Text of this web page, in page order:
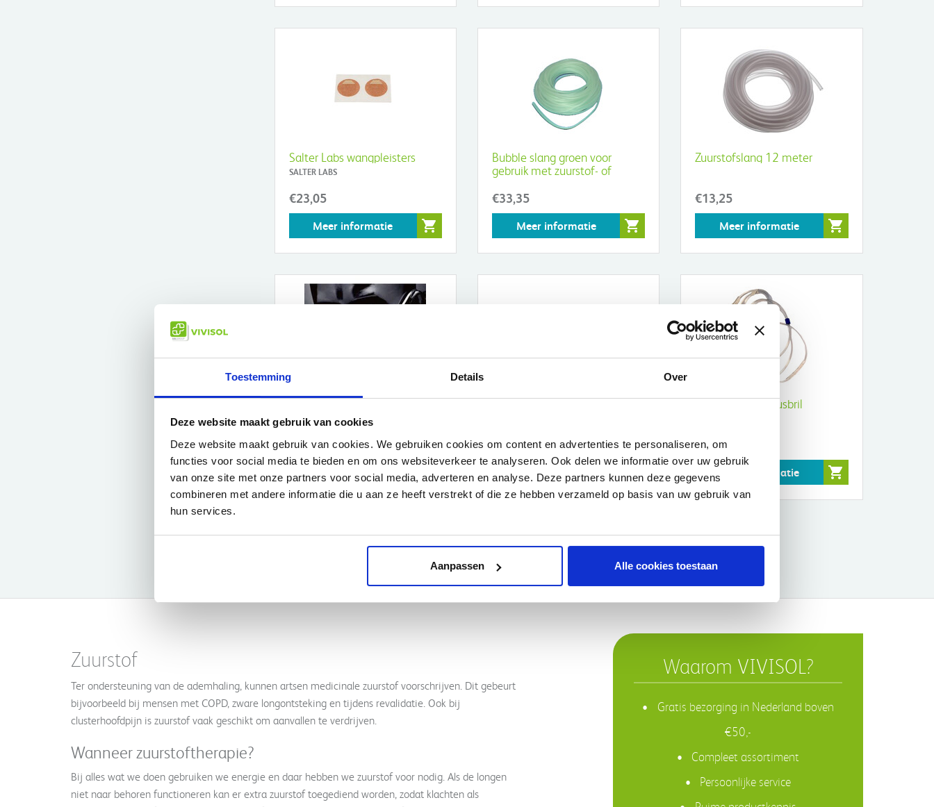
Toestemming Details Over
Deze website maakt gebruik van cookies
Deze website maakt gebruik van cookies. We gebruiken cookies om content en advertenties te personaliseren, om
functies voor social media te bieden en om ons websiteverkeer te analyseren. Ook delen we informatie over uw gebruik
van onze site met onze partners voor social media, adverteren en analyse. Deze partners kunnen deze gegevens
combineren met andere informatie die u aan ze heeft verstrekt of die ze hebben verzameld op basis van uw gebruik van
hun services.
Aanpassen Alle cookies toestaan
Salter Labs wangpleisters
SALTER LABS
€23,05
Meer informatie
Bubble slang groen voor
gebruik met zuurstof- of
uitzuigapparatuur
€33,35
Meer informatie
Zuurstofslang 12 meter
€13,25
Meer informatie
Salter zuurstof neusbril 1600
€3,24
Meer informatie
SeQual Eclipse I, II en III
€811,44
Meer informatie
DAR zuurstof neusbril
€4,61
Meer informatie
1 2 3 4
Zuurstof
Ter ondersteuning van de ademhaling, kunnen artsen medicinale zuurstof voorschrijven. Dit gebeurt
bijvoorbeeld bij mensen met COPD, zware longontsteking en tijdens revalidatie. Ook bij
clusterhoofdpijn is zuurstof vaak geschikt om aanvallen te verdrijven.
Wanneer zuurstoftherapie?
Bij alles wat we doen gebruiken we energie en daar hebben we zuurstof voor nodig. Als de longen
niet naar behoren functioneren kan er extra zuurstof toegediend worden, zodat klachten als
Waarom VIVISOL?
Gratis bezorging in Nederland boven
€50,-
Compleet assortiment
Persoonlijke service